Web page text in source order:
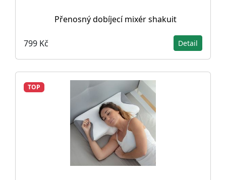
Přenosný dobíjecí mixér shakuit
799 Kč Detail
TOP